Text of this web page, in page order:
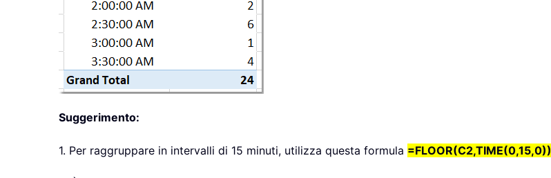
Suggerimento:
1. Per raggruppare in intervalli di 15 minuti, utilizza questa formula =FLOOR(C2,TIME(0,15,0))